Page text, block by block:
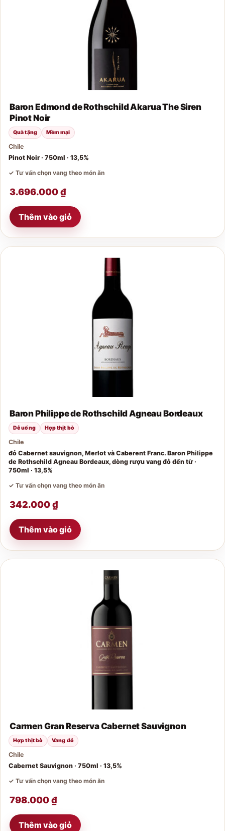
Baron Edmond de Rothschild Akarua The Siren
Pinot Noir
Quà tặng Mềm mại
Chile
Pinot Noir · 750ml · 13,5%
✓ Tư vấn chọn vang theo món ăn
3.696.000₫
Thêm vào giỏ
Baron Philippe de Rothschild Agneau Bordeaux
Dễ uống Hợp thịt bò
Chile
đỏ Cabernet sauvignon, Merlot và Caberent Franc. Baron Philippe
de Rothschild Agneau Bordeaux, dòng rượu vang đỏ đến từ ·
750ml · 13,5%
✓ Tư vấn chọn vang theo món ăn
342.000₫
Thêm vào giỏ
Carmen Gran Reserva Cabernet Sauvignon
Hợp thịt bò Vang đỏ
Chile
Cabernet Sauvignon · 750ml · 13,5%
✓ Tư vấn chọn vang theo món ăn
798.000₫
Thêm vào giỏ